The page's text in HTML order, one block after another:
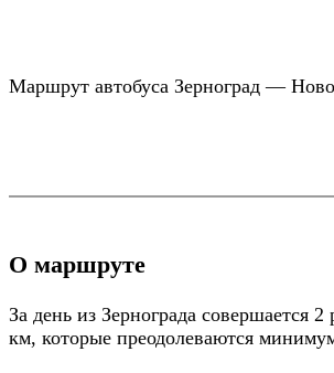
Маршрут автобуса Зерноград —
О маршруте
За день из Зернограда совершается
км, которые преодолеваются